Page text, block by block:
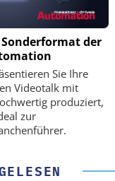
der
Sie Ihre
Videotalk mit
produziert,
zur
(PI) SE &
KG
für LEO-
Präzision mit